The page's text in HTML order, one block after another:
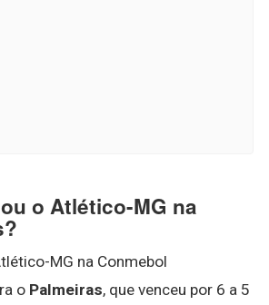
o Atlético-MG na
MG na Conmebol
o Palmeiras, que venceu por 6 a 5